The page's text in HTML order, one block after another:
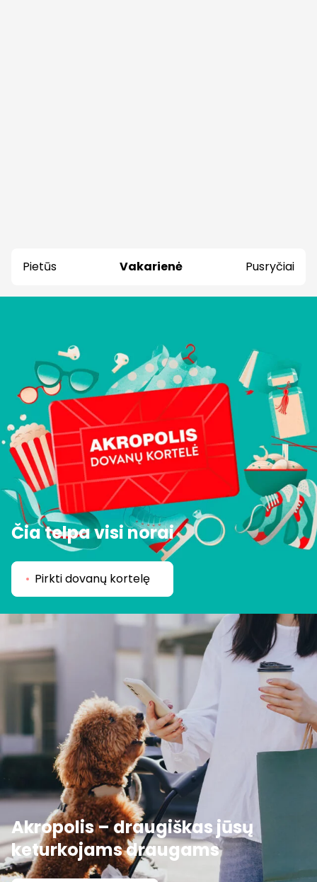
Pietūs Vakarienė Pusryčiai
Čia telpa visi norai
Pirkti dovanų kortelę
Akropolis – draugiškas jūsų
keturkojams draugams